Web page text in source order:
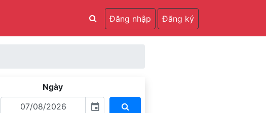
Đăng nhập Đăng ký
Ngày
event